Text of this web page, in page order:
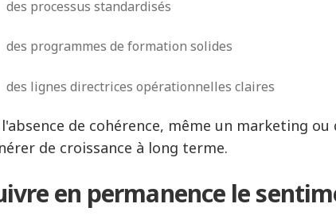
des processus standardisés
des programmes de formation solides
des lignes directrices opérationnelles claires
l'absence de cohérence, même un marketing
de croissance à long terme.
en permanence le